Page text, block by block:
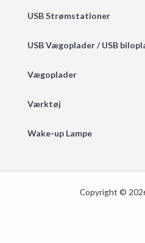
USB Strømstationer
USB Vægoplader / USB
Vægoplader
Værktøj
Wake-up Lampe
Copyright ©